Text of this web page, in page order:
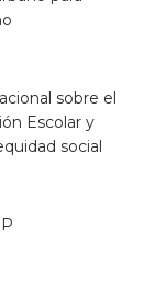
sobre el
Escolar y
social